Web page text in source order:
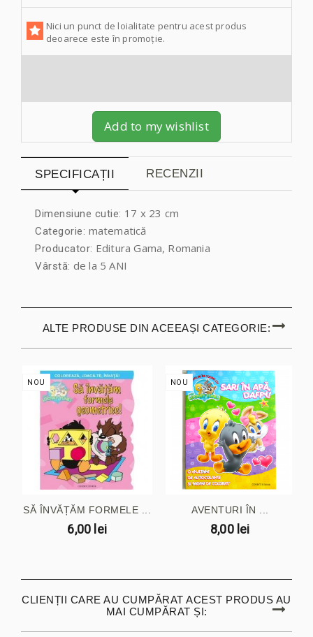
Nici un punct de loialitate pentru acest produs
deoarece este în promoție.
Add to my wishlist
SPECIFICAȚII RECENZII
Dimensiune cutie: 17 x 23 cm
Categorie: matematică
Producator: Editura Gama, Romania
Vârstă: de la 5 ANI
ALTE PRODUSE DIN ACEEAȘI CATEGORIE:
NOU
SĂ ÎNVĂȚĂM FORMELE ...
6,00 lei
NOU
AVENTURI ÎN ...
8,00 lei
CLIENȚII CARE AU CUMPĂRAT ACEST PRODUS AU
MAI CUMPĂRAT ȘI: